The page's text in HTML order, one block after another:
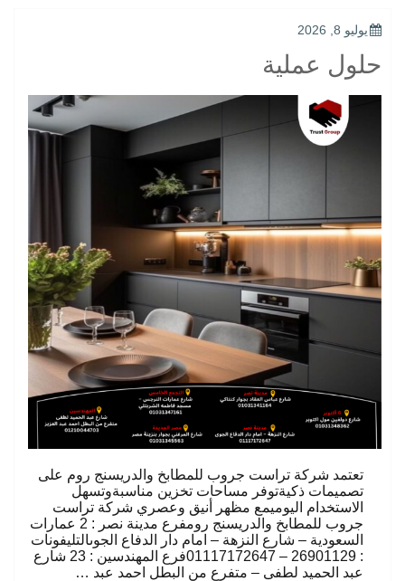
POSTED
ON
يوليو 8, 2026
حلول عملية
تعتمد شركة تراست جروب للمطابخ والدريسنج روم على
تصميمات ذكيةتوفر مساحات تخزين مناسبةوتسهل
الاستخدام اليوميمع مظهر أنيق وعصري شركة تراست
جروب للمطابخ والدريسنج رومفرع مدينة نصر : 2 عمارات
السعودية – شارع النزهة – امام دار الدفاع الجوىالتليفونات
: 26901129 – 01117172647فرع المهندسين : 23 شارع
عبد الحميد لطفى – متفرع من البطل احمد عبد …